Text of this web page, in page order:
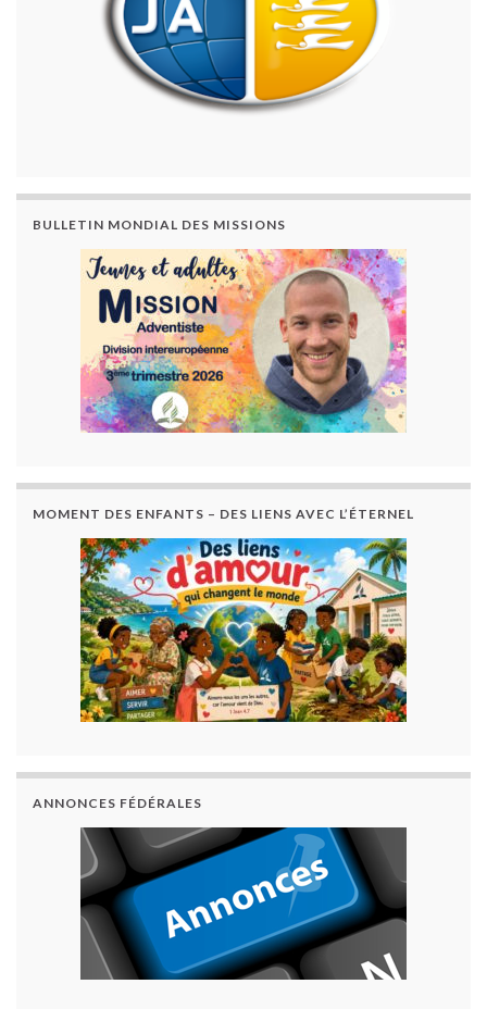
BULLETIN MONDIAL DES MISSIONS
MOMENT DES ENFANTS – DES LIENS AVEC L’ÉTERNEL
ANNONCES FÉDÉRALES